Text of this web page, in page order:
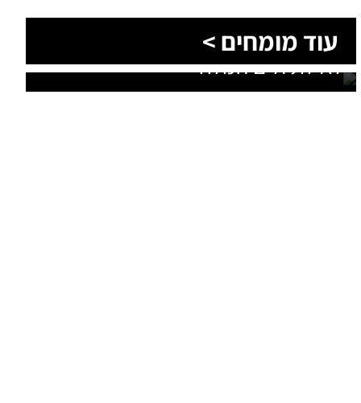
עוד מומחים >
הסעות בדרום 2026: כך מתכננים
נסיעה קבוצתית מושלמת לנגב,
לאילת ולים המלח